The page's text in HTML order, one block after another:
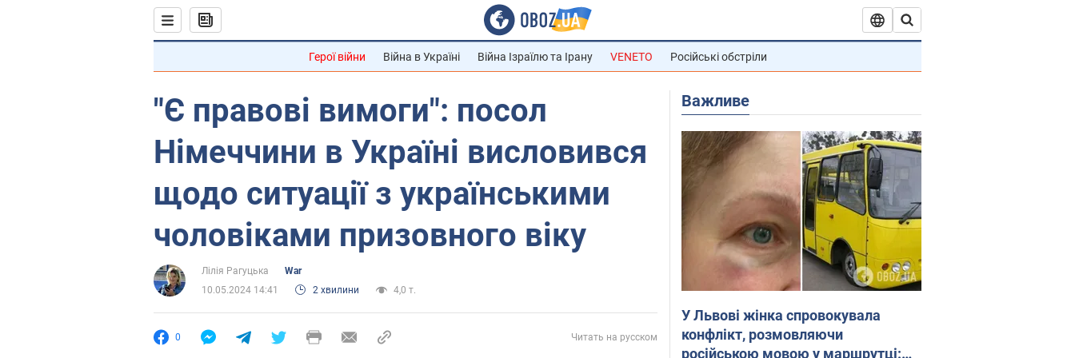
Герої війни Війна в Україні Війна Ізраїлю та Ірану VENETO Російські обстріли
"Є правові вимоги": посол
Німеччини в Україні висловився
щодо ситуації з українськими
чоловіками призовного віку
Лілія Рагуцька
War
10.05.2024 14:41
2 хвилини 4,0 т.
0 Читать на русском
Важливе
У Львові жінка спровокувала
конфлікт, розмовляючи
російською мовою у маршрутці: